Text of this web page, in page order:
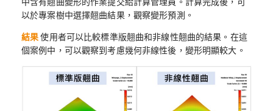
中含有翹曲變形的作業提交給計算管理員。計算完成後，可
以於專案樹中選擇翹曲結果，觀察變形預測。
結果使用者可以比較標準版翹曲和非線性翹曲的結果。在這
個案例中，可以觀察到考慮幾何非線性後，變形明顯較大。